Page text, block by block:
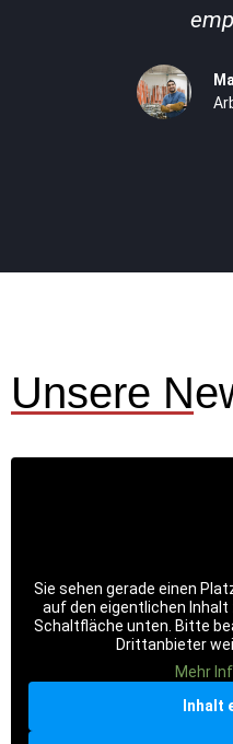
Unsere
Sie sehen gerade einen
auf den eigentlichen
Schaltfläche unten. Bitte
Drittanbieter
Mehr
Inhalt